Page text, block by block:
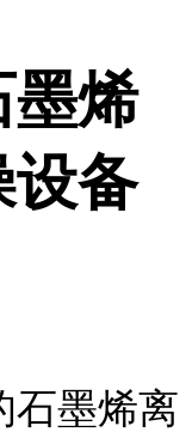
墨烯
设备
石墨烯离